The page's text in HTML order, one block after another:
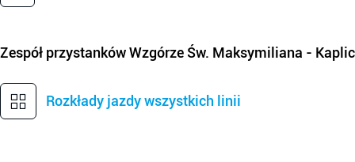
Zespół przystankówWzgórze Św. Maksymiliana -
Rozkłady jazdy wszystkich linii